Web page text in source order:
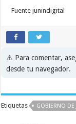
Fuente junindigital
⚠️ Para comentar,
desde tu navegador.
Etiquetas GOBIERNO DE